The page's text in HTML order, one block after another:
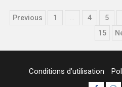
Pagination
publications
Previous 1 … 4 5
15
Conditions d’utilisation